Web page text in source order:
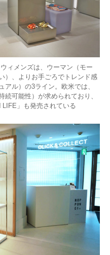
ィメンズは、ウーマン（モー
）、よりお手ごろでトレンド感
ル）の3ライン。欧米では、
可能性）が求められており、
」も発売されている